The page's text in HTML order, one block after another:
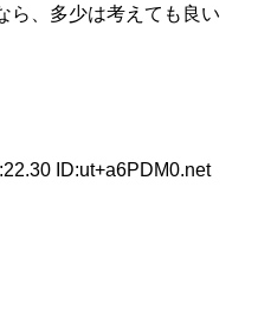
ら、多少は考えても良い
ID:ut+a6PDM0.net